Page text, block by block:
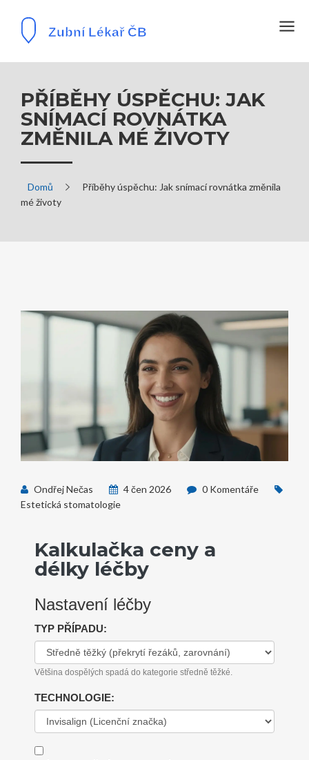
PŘÍBĚHY ÚSPĚCHU: JAK
SNÍMACÍ ROVNÁTKA
ZMĚNILA MÉ ŽIVOTY
Domů
Příběhy úspěchu: Jak snímací rovnátka změnila
mé životy
Ondřej Nečas 4 čen 2026
0 Komentáře
Estetická stomatologie
Kalkulačka ceny a
délky léčby
Nastavení léčby
TYP PŘÍPADU:
Většina dospělých spadá do kategorie středně těžké.
TECHNOLOGIE: